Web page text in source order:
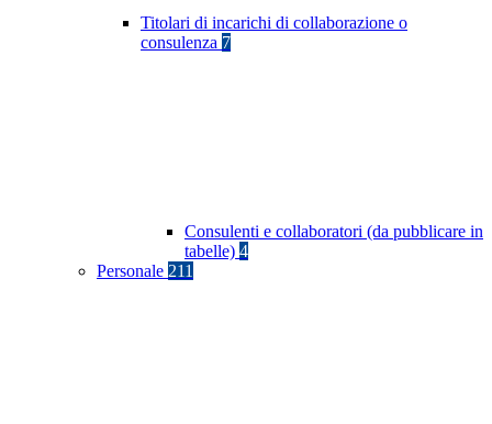
Titolari di incarichi di collaborazione o
consulenza 7
Consulenti e collaboratori (da pubblicare in
tabelle) 4
Personale 211